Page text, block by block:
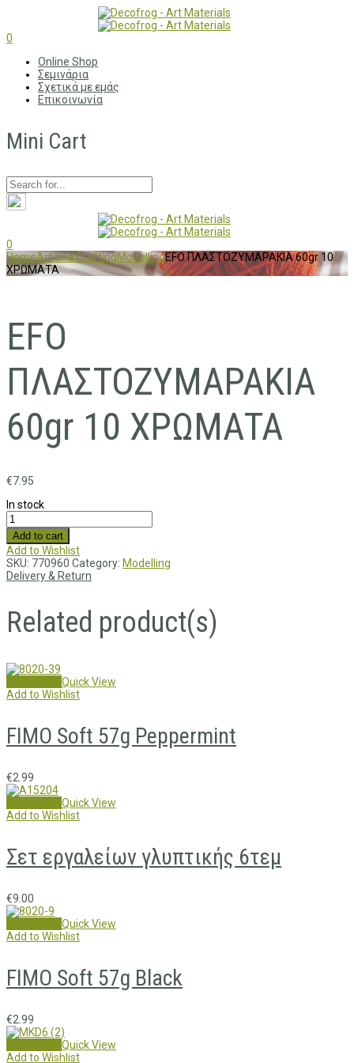
0
Online Shop
Σεμινάρια
Σχετικά με εμάς
Επικοινωνία
Mini Cart
0
HomeArt and CraftingModellingEFO ΠΛΑΣΤΟΖΥΜΑΡΑΚΙΑ 60gr 10
ΧΡΩΜΑΤΑ
EFO
ΠΛΑΣΤΟΖΥΜΑΡΑΚΙΑ
60gr 10 ΧΡΩΜΑΤΑ
€7.95
In stock
Add to cart
Add to Wishlist
SKU: 770960 Category: Modelling
Delivery & Return
Related product(s)
Quick View
Add to Wishlist
FIMO Soft 57g Peppermint
€2.99
Quick View
Add to Wishlist
Σετ εργαλείων γλυπτικής 6τεμ
€9.00
Quick View
Add to Wishlist
FIMO Soft 57g Black
€2.99
Quick View
Add to Wishlist